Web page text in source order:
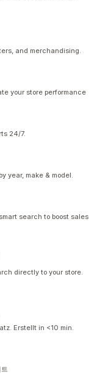
and merchandising.
your store performance
24/7.
year, make & model.
search to boost sales
directly to your store.
Erstellt in <10 min.